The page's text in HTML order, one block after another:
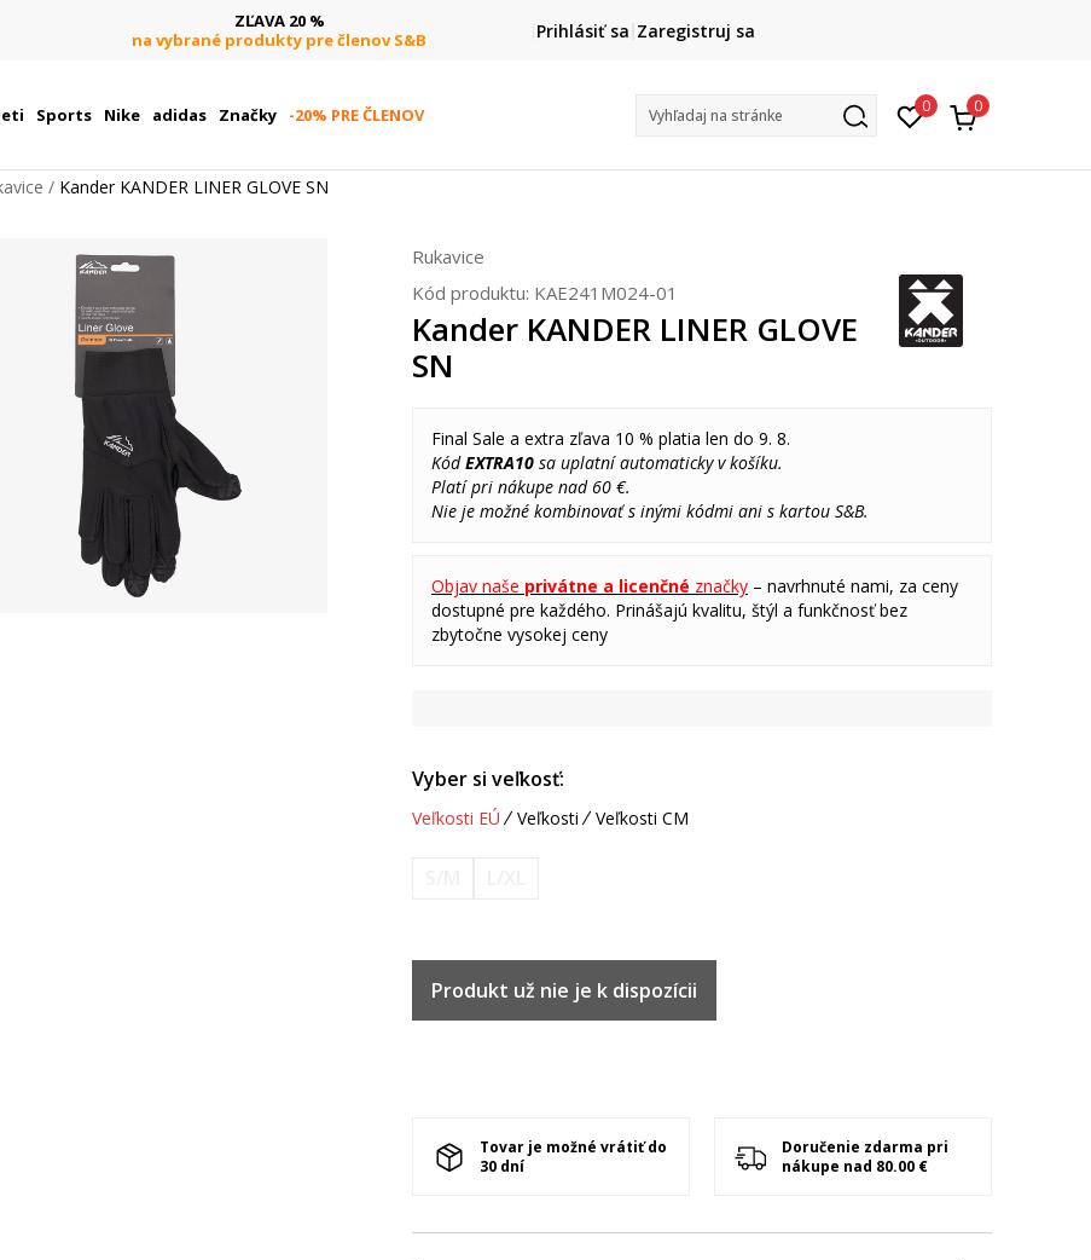
ZĽAVA 20 %
na vybrané produkty pre členov S&B
DOPRAVA ZADARMO
pri objednaní nad 80 € (neplatí pre Click&Collect)
Prihlásiť sa Zaregistruj sa
Sports Nike adidas Značky -20% PRE ČLENOV Vyhľadaj na stránke 0 0
Kander KANDER LINER GLOVE SN
Rukavice
Kód produktu: KAE241M024-01
Kander KANDER LINER GLOVE
SN
Final Sale a extra zľava 10 % platia len do 9. 8.
KódEXTRA10 sa uplatní automaticky v košíku.
Platí pri nákupe nad 60 €.
Nie je možné kombinovať s inými kódmi ani s kartou S&B.
Objav naše privátne a licenčné značky – navrhnuté nami, za ceny
dostupné pre každého. Prinášajú kvalitu, štýl a funkčnosť bez
zbytočne vysokej ceny
Vyber si veľkosť:
Veľkosti EÚ Veľkosti Veľkosti CM
Produkt už nie je k dispozícii
Tovar je možné vrátiť do
30 dní
Doručenie zdarma pri
nákupe nad 80.00 €